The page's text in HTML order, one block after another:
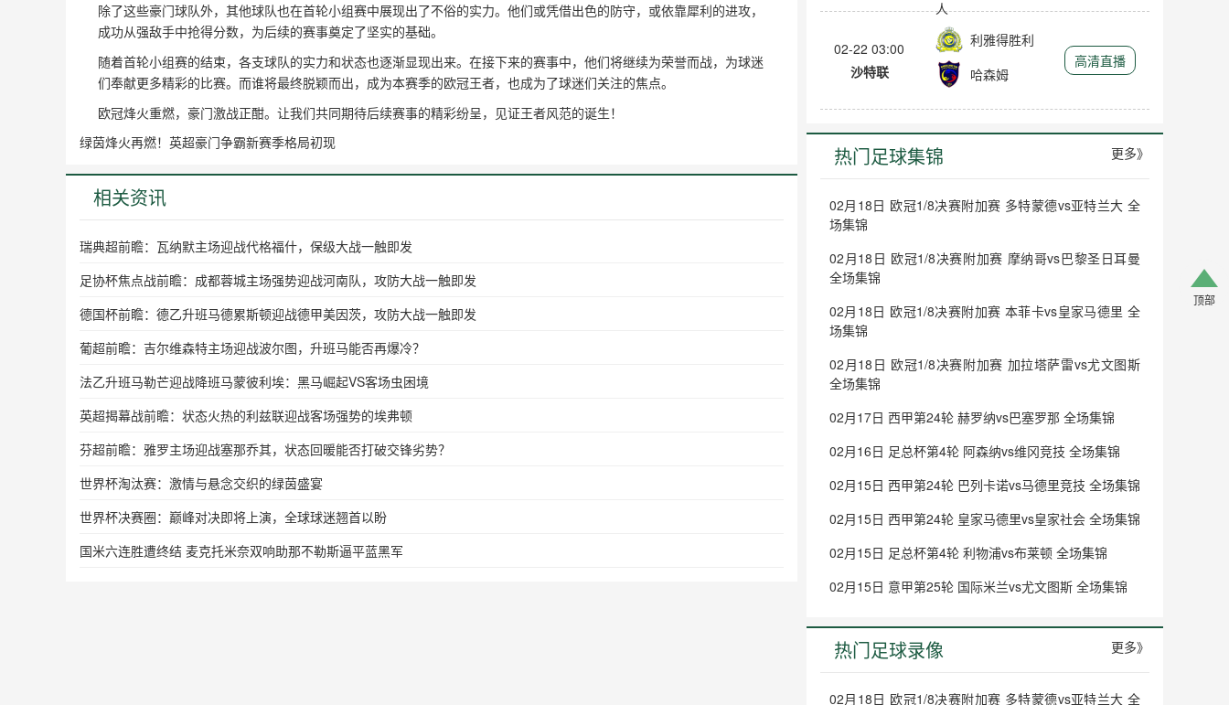
除了这些豪门球队外，其他球队也在首轮小组赛中展现出了不俗的实力。他们或凭借出色的防守，或依靠犀利的进攻，
成功从强敌手中抢得分数，为后续的赛事奠定了坚实的基础。
随着首轮小组赛的结束，各支球队的实力和状态也逐渐显现出来。在接下来的赛事中，他们将继续为荣誉而战，为球迷
们奉献更多精彩的比赛。而谁将最终脱颖而出，成为本赛季的欧冠王者，也成为了球迷们关注的焦点。
欧冠烽火重燃，豪门激战正酣。让我们共同期待后续赛事的精彩纷呈，见证王者风范的诞生！
绿茵烽火再燃！英超豪门争霸新赛季格局初现
相关资讯
瑞典超前瞻：瓦纳默主场迎战代格福什，保级大战一触即发
足协杯焦点战前瞻：成都蓉城主场强势迎战河南队，攻防大战一触即发
德国杯前瞻：德乙升班马德累斯顿迎战德甲美因茨，攻防大战一触即发
葡超前瞻：吉尔维森特主场迎战波尔图，升班马能否再爆冷？
法乙升班马勒芒迎战降班马蒙彼利埃：黑马崛起VS客场虫困境
英超揭幕战前瞻：状态火热的利兹联迎战客场强势的埃弗顿
芬超前瞻：雅罗主场迎战塞那乔其，状态回暖能否打破交锋劣势？
世界杯淘汰赛：激情与悬念交织的绿茵盛宴
世界杯决赛圈：巅峰对决即将上演，全球球迷翘首以盼
国米六连胜遭终结 麦克托米奈双响助那不勒斯逼平蓝黑军
02-22 03:00
沙特联
利雅得胜利
哈森姆
高清直播
热门足球集锦 更多》
02月18日 欧冠1/8决赛附加赛 多特蒙德vs亚特兰大 全
场集锦
02月18日 欧冠1/8决赛附加赛 摩纳哥vs巴黎圣日耳曼
全场集锦
02月18日 欧冠1/8决赛附加赛 本菲卡vs皇家马德里 全
场集锦
02月18日 欧冠1/8决赛附加赛 加拉塔萨雷vs尤文图斯
全场集锦
02月17日 西甲第24轮 赫罗纳vs巴塞罗那 全场集锦
02月16日 足总杯第4轮 阿森纳vs维冈竞技 全场集锦
02月15日 西甲第24轮 巴列卡诺vs马德里竞技 全场集锦
02月15日 西甲第24轮 皇家马德里vs皇家社会 全场集锦
02月15日 足总杯第4轮 利物浦vs布莱顿 全场集锦
02月15日 意甲第25轮 国际米兰vs尤文图斯 全场集锦
热门足球录像 更多》
02月18日 欧冠1/8决赛附加赛 多特蒙德vs亚特兰大 全
顶部
顶部